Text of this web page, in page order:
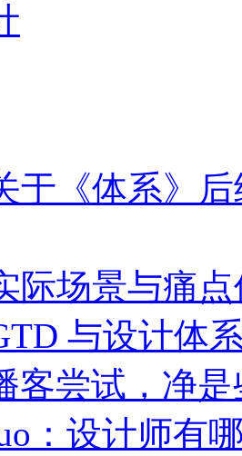
于《体系》
际场景与痛
与设计体
客尝试，净
：设计师有